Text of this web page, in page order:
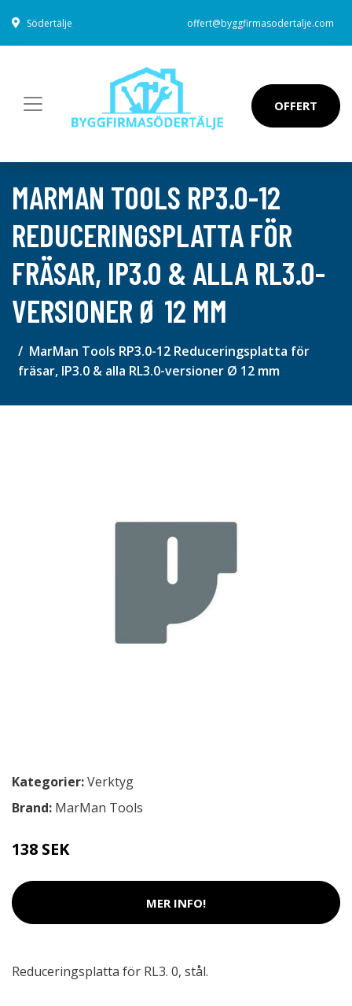
Södertälje offert@byggfirmasodertalje.com
OFFERT
MARMAN TOOLS RP3.0-12
REDUCERINGSPLATTA FÖR
FRÄSAR, IP3.0 & ALLA RL3.0-
VERSIONER Ø 12 MM
MarMan Tools RP3.0-12 Reduceringsplatta för
fräsar, IP3.0 & alla RL3.0-versioner Ø 12 mm
Kategorier:Verktyg
Brand: MarMan Tools
138 SEK
MER INFO!
Reduceringsplatta för RL3. 0, stål.